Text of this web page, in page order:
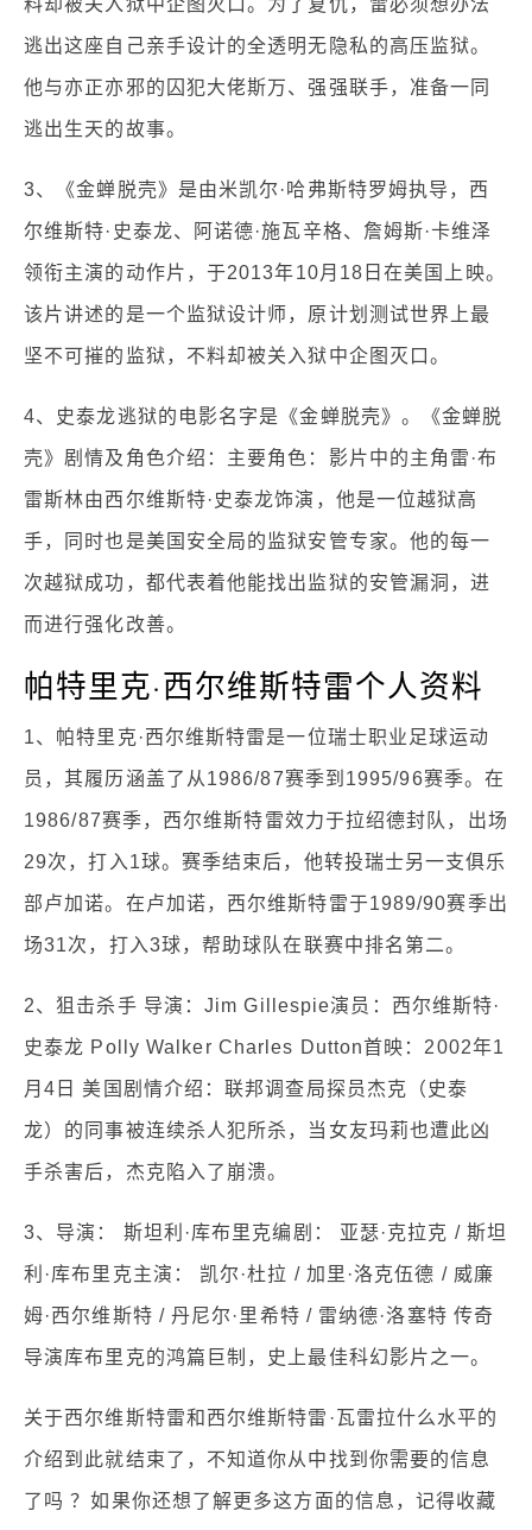
逃出这座自己亲手设计的全透明无隐私的高压监狱。
他与亦正亦邪的囚犯大佬斯万、强强联手，准备一同
逃出生天的故事。
3、《金蝉脱壳》是由米凯尔·哈弗斯特罗姆执导，西
尔维斯特·史泰龙、阿诺德·施瓦辛格、詹姆斯·卡维泽
领衔主演的动作片，于2013年10月18日在美国上映。
该片讲述的是一个监狱设计师，原计划测试世界上最
坚不可摧的监狱，不料却被关入狱中企图灭口。
4、史泰龙逃狱的电影名字是《金蝉脱壳》。《金蝉脱
壳》剧情及角色介绍：主要角色：影片中的主角雷·布
雷斯林由西尔维斯特·史泰龙饰演，他是一位越狱高
手，同时也是美国安全局的监狱安管专家。他的每一
次越狱成功，都代表着他能找出监狱的安管漏洞，进
而进行强化改善。
帕特里克·西尔维斯特雷个人资料
1、帕特里克·西尔维斯特雷是一位瑞士职业足球运动
员，其履历涵盖了从1986/87赛季到1995/96赛季。在
1986/87赛季，西尔维斯特雷效力于拉绍德封队，出场
29次，打入1球。赛季结束后，他转投瑞士另一支俱乐
部卢加诺。在卢加诺，西尔维斯特雷于1989/90赛季出
场31次，打入3球，帮助球队在联赛中排名第二。
2、狙击杀手 导演：Jim Gillespie演员：西尔维斯特·
史泰龙 Polly Walker Charles Dutton首映：2002年1
月4日 美国剧情介绍：联邦调查局探员杰克（史泰
龙）的同事被连续杀人犯所杀，当女友玛莉也遭此凶
手杀害后，杰克陷入了崩溃。
3、导演： 斯坦利·库布里克编剧： 亚瑟·克拉克 / 斯坦
利·库布里克主演： 凯尔·杜拉 / 加里·洛克伍德 / 威廉
姆·西尔维斯特 / 丹尼尔·里希特 / 雷纳德·洛塞特 传奇
导演库布里克的鸿篇巨制，史上最佳科幻影片之一。
关于西尔维斯特雷和西尔维斯特雷·瓦雷拉什么水平的
介绍到此就结束了，不知道你从中找到你需要的信息
了吗 ？如果你还想了解更多这方面的信息，记得收藏